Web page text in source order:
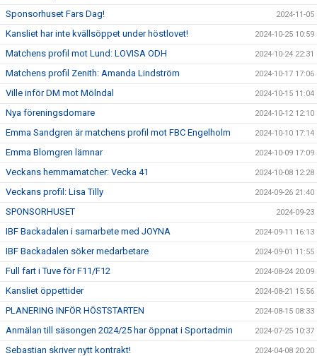
Sponsorhuset Fars Dag! 2024-11-05
Kansliet har inte kvällsöppet under höstlovet! 2024-10-25 10:59
Matchens profil mot Lund: LOVISA ODH 2024-10-24 22:31
Matchens profil Zenith: Amanda Lindström 2024-10-17 17:06
Ville inför DM mot Mölndal 2024-10-15 11:04
Nya föreningsdomare 2024-10-12 12:10
Emma Sandgren är matchens profil mot FBC Engelholm 2024-10-10 17:14
Emma Blomgren lämnar 2024-10-09 17:09
Veckans hemmamatcher: Vecka 41 2024-10-08 12:28
Veckans profil: Lisa Tilly 2024-09-26 21:40
SPONSORHUSET 2024-09-23
IBF Backadalen i samarbete med JOYNA 2024-09-11 16:13
IBF Backadalen söker medarbetare 2024-09-01 11:55
Full fart i Tuve för F11/F12 2024-08-24 20:09
Kansliet öppettider 2024-08-21 15:56
PLANERING INFÖR HÖSTSTARTEN 2024-08-15 08:33
Anmälan till säsongen 2024/25 har öppnat i Sportadmin 2024-07-25 10:37
Sebastian skriver nytt kontrakt! 2024-04-08 20:20